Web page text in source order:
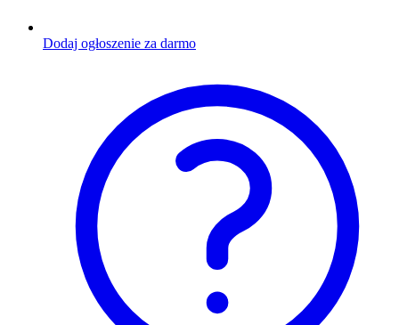
Dodaj ogłoszenie za darmo